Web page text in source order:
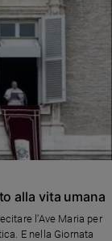
alla vita umana
l'Ave Maria per
E nella Giornata